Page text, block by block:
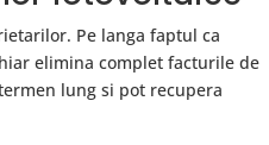
Pe langa faptul ca
elimina complet facturile de
lung si pot recupera